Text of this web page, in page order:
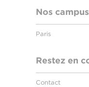
Nos campus
Paris
Restez en
Contact